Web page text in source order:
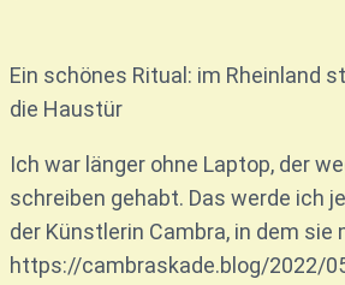
Ein schönes Ritual: im Rheinland
die Haustür
Ich war länger ohne Laptop, der
schreiben gehabt. Das werde ich
der Künstlerin Cambra, in dem sie
https://cambraskade.blog/2022/